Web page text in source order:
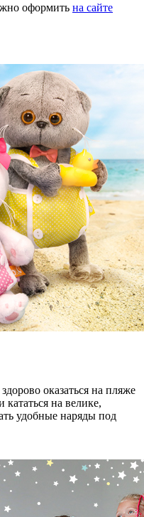
оформить на сайте
оказаться на пляже
на велике,
удобные наряды под